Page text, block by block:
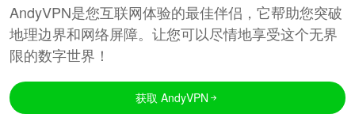
AndyVPN是您互联网体验的最佳伴侣，它帮助您突破
地理边界和网络屏障。让您可以尽情地享受这个无界
限的数字世界！
获取 AndyVPN